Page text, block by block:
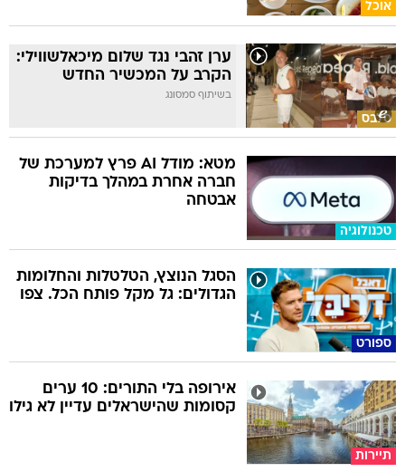
אוכל
סלבס
ערן זהבי נגד שלום מיכאלשווילי:
הקרב על המכשיר החדש
בשיתוף סמסונג
טכנולוגיה
מטא: מודל AI פרץ למערכת של
חברה אחרת במהלך בדיקות
אבטחה
ספורט
הסגל הנוצץ, הטלטלות והחלומות
הגדולים: גל מקל פותח הכל. צפו
תיירות
אירופה בלי התורים: 10 ערים
קסומות שהישראלים עדיין לא גילו